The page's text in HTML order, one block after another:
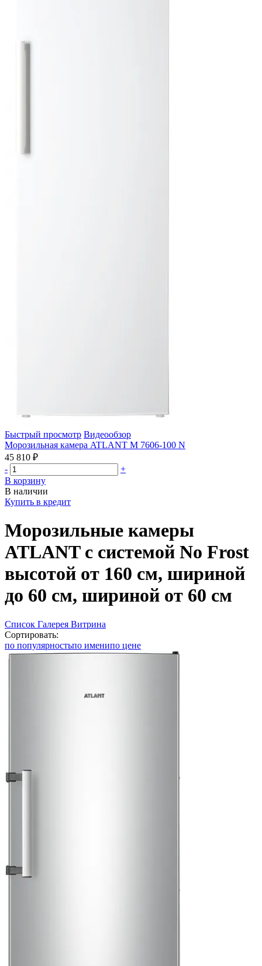
Быстрый просмотр Видеообзор
Морозильная камера ATLANT М 7606-100 N
45 810 ₽
-
+
В корзину
В наличии
Купить в кредит
Морозильные камеры
ATLANT с системой No Frost
высотой от 160 см, шириной
до 60 см, шириной от 60 см
Список Галерея Витрина
Сортировать:
по популярностьпо именипо цене